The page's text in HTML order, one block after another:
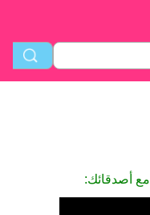
مع أصدقائك: